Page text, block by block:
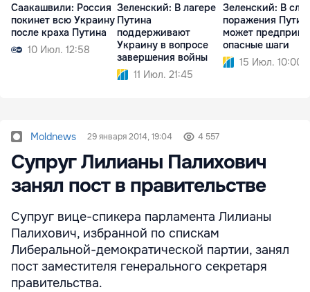
Саакашвили: Россия
покинет всю Украину
после краха Путина
10 Июл. 12:58
Зеленский: В лагере
Путина
поддерживают
Украину в вопросе
завершения войны
11 Июл. 21:45
Зеленский: В
поражения Путин
может
опасные шаги
15 Июл. 10:00
Moldnews 29 января 2014, 19:04 4 557
Супруг Лилианы Палихович
занял пост в правительстве
Супруг вице-спикера парламента Лилианы
Палихович, избранной по спискам
Либеральной-демократической партии, занял
пост заместителя генерального секретаря
правительства.